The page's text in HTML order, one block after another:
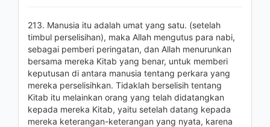
213. Manusia itu adalah umat yang satu. (setelah
timbul perselisihan), maka Allah mengutus para nabi,
sebagai pemberi peringatan, dan Allah menurunkan
bersama mereka Kitab yang benar, untuk memberi
keputusan di antara manusia tentang perkara yang
mereka perselisihkan. Tidaklah berselisih tentang
Kitab itu melainkan orang yang telah didatangkan
kepada mereka Kitab, yaitu setelah datang kepada
mereka keterangan-keterangan yang nyata, karena